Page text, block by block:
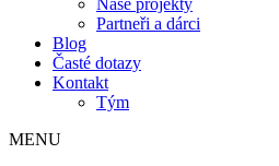
Naše projekty
Partneři a dárci
Blog
Časté dotazy
Kontakt
Tým
MENU